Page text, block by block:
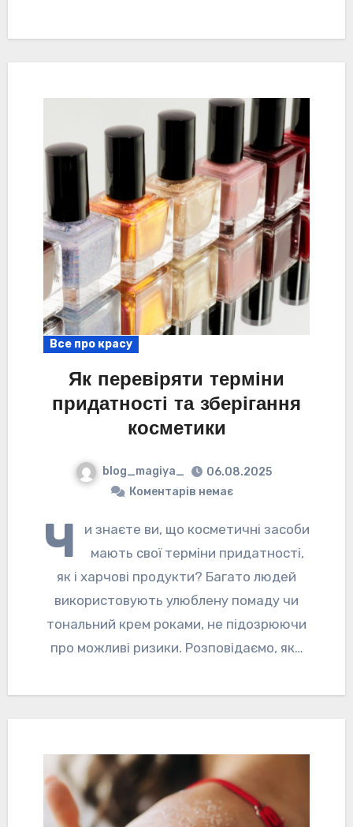
Все про красу
Як перевіряти терміни
придатності та зберігання
косметики
blog_magiya_
06.08.2025
Коментарів немає
Ч
и знаєте ви, що косметичні засоби
мають свої терміни придатності,
як і харчові продукти? Багато людей
використовують улюблену помаду чи
тональний крем роками, не підозрюючи
про можливі ризики. Розповідаємо, як…